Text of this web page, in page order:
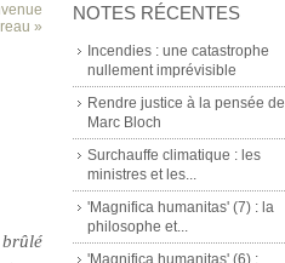
NOTES RÉCENTES
Incendies : une catastrophe
nullement imprévisible
Rendre justice à la pensée de
Marc Bloch
Surchauffe climatique : les
ministres et les...
'Magnifica humanitas' (7) : la
philosophe et...
'Magnifica humanitas' (6) :
»
brûlé